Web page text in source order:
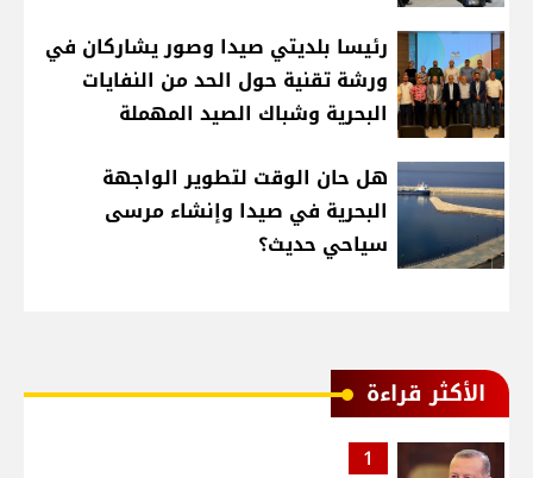
رئيسا بلديتي صيدا وصور يشاركان في
ورشة تقنية حول الحد من النفايات
البحرية وشباك الصيد المهملة
هل حان الوقت لتطوير الواجهة
البحرية في صيدا وإنشاء مرسى
سياحي حديث؟
الأكثر قراءة
1